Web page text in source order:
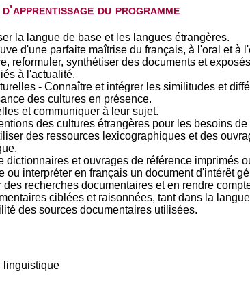
du programme
la langue de base et les langues étrangères.
d'une parfaite maîtrise du français, à l'oral et à
reformuler, synthétiser des documents et
à l'actualité.
- Connaître et intégrer les similitudes et
des cultures en présence.
et communiquer à leur sujet.
des cultures étrangères pour les besoins
des ressources lexicographiques et des
dictionnaires et ouvrages de référence imprimés
ou interpréter en français un document d'intérêt
recherches documentaires et en rendre
ciblées et raisonnées, tant dans la
des sources documentaires utilisées.
linguistique